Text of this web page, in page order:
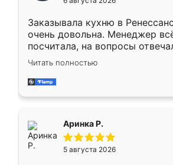
мебели буду заказывать
Заказывала кухню в
очень довольна. Менеджер
посчитала, на вопросы
Замерщик приехал в субботу,
делу со всей
за день, ребята работали
Читать полностью
Аринка Р.
5 августа 2026